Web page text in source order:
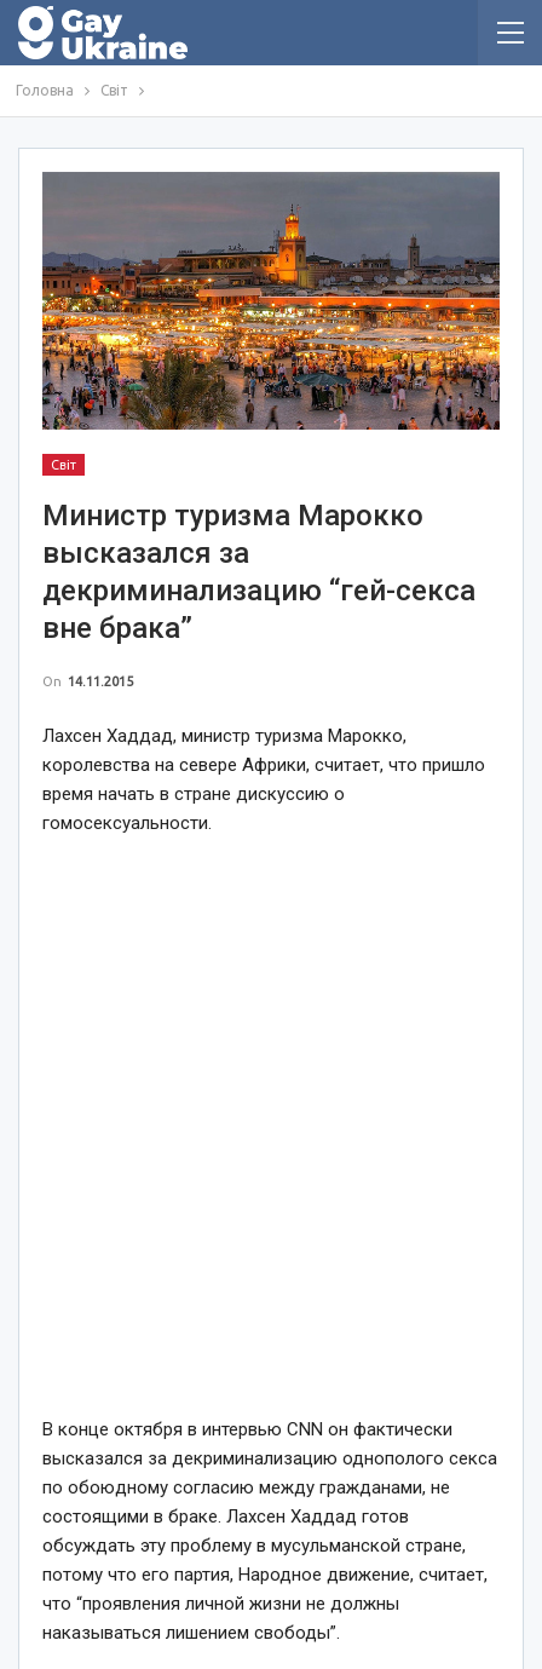
Головна Світ
Світ
Министр туризма Марокко
высказался за
декриминализацию “гей-секса
вне брака”
On 14.11.2015
Лахсен Хаддад, министр туризма Марокко,
королевства на севере Африки, считает, что пришло
время начать в стране дискуссию о
гомосексуальности.
В конце октября в интервью CNN он фактически
высказался за декриминализацию однополого секса
по обоюдному согласию между гражданами, не
состоящими в браке. Лахсен Хаддад готов
обсуждать эту проблему в мусульманской стране,
потому что его партия, Народное движение, считает,
что “проявления личной жизни не должны
наказываться лишением свободы”.